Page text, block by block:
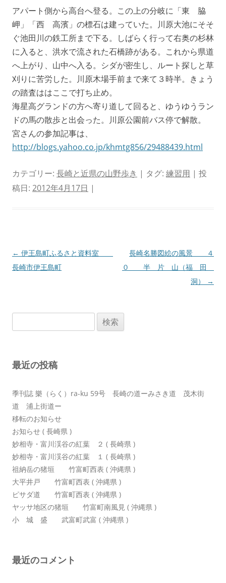
アパート側から高台へ登る。この上の分岐に「東 脇
岬」「西 高濱」の標石は建っていた。川原大池にそそ
ぐ池田川の鉄工所まで下る。しばらく行って右奥の杉林
に入ると、洪水で流された石橋跡がある。これから県道
へ上がり、山中へ入る。シダが密生し、ルート探しと草
刈りに苦労した。川原木場手前まで来て３時半。きょう
の踏査ははここで打ち止め。
海星高グランドの方へ寄り道して回ると、ゆうゆうラン
ドの馬の散歩と出会った。川原公園前バス停で解散。
宮さんの参加記事は、
http://blogs.yahoo.co.jp/khmtg856/29488439.html
カテゴリー: 長崎と近県の山野歩き | タグ: 練習用 | 投
稿日: 2012年4月17日 |
投
稿
ン
← 伊王島町ふるさと資料室
長崎市伊王島町
長崎名勝図絵の風景 ４
０ 半 片 山（福 田
洞）
→
索:
最近の投稿
季刊誌 樂（らく）ra-ku 59号 長崎の道ーみさき道 茂木街
道 浦上街道ー
移転のお知らせ
お知らせ ( 長崎県 )
妙相寺・富川渓谷の紅葉 ２ ( 長崎県 )
妙相寺・富川渓谷の紅葉 １ ( 長崎県 )
祖納岳の猪垣 竹富町西表 ( 沖縄県 )
大平井戸 竹富町西表 ( 沖縄県 )
ピサダ道 竹富町西表 ( 沖縄県 )
ヤッサ地区の猪垣 竹富町南風見 ( 沖縄県 )
小 城 盛 武富町武富 ( 沖縄県 )
最近のコメント